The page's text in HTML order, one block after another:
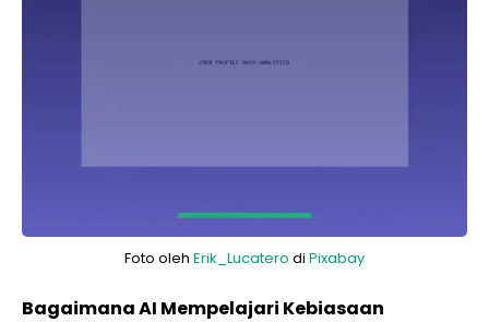
Foto oleh Erik_Lucatero di Pixabay
Bagaimana AI Mempelajari Kebiasaan